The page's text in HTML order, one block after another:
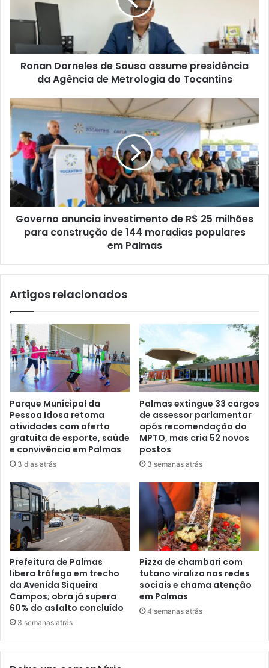
Ronan Dorneles de Sousa assume presidência
da Agência de Metrologia do Tocantins
Governo anuncia investimento de R$ 25 milhões
para construção de 144 moradias populares
em Palmas
Artigos relacionados
Parque Municipal da
Pessoa Idosa retoma
atividades com oferta
gratuita de esporte, saúde
e convivência em Palmas
3 dias atrás
Palmas extingue 33 cargos
de assessor parlamentar
após recomendação do
MPTO, mas cria 52 novos
postos
3 semanas atrás
Prefeitura de Palmas
libera tráfego em trecho
da Avenida Siqueira
Campos; obra já supera
60% do asfalto concluído
3 semanas atrás
Pizza de chambari com
tutano viraliza nas redes
sociais e chama atenção
em Palmas
4 semanas atrás